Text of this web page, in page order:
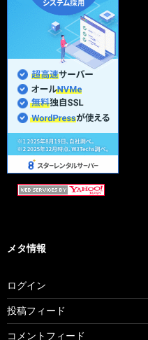
メタ情報
ログイン
投稿フィード
コメントフィード